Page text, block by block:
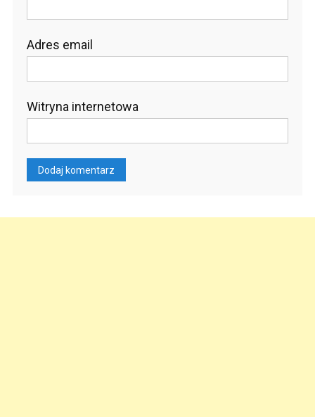
Adres email
Witryna internetowa